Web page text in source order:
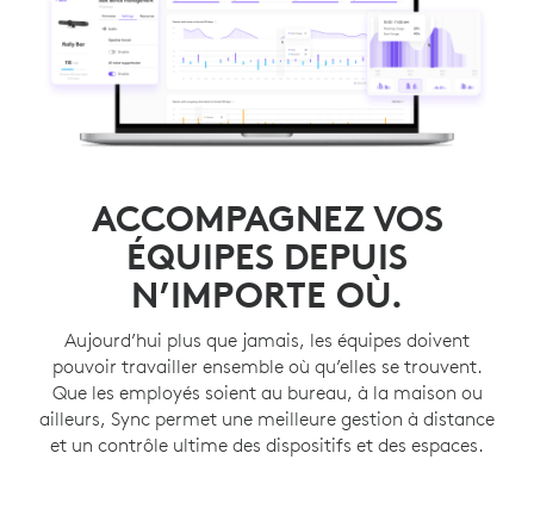
ACCOMPAGNEZ VOS
ÉQUIPES DEPUIS
N’IMPORTE OÙ.
Aujourd’hui plus que jamais, les équipes doivent
pouvoir travailler ensemble où qu’elles se trouvent.
Que les employés soient au bureau, à la maison ou
ailleurs, Sync permet une meilleure gestion à distance
et un contrôle ultime des dispositifs et des espaces.